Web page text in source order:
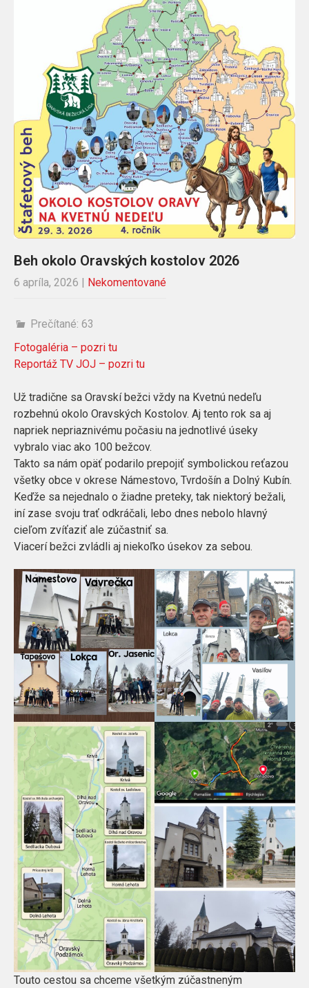
Beh okolo Oravských kostolov 2026
6 apríla, 2026 | Nekomentované
Prečítané: 63
Fotogaléria – pozri tu
Reportáž TV JOJ – pozri tu
Už tradične sa Oravskí bežci vždy na Kvetnú nedeľu
rozbehnú okolo Oravských Kostolov. Aj tento rok sa aj
napriek nepriaznivému počasiu na jednotlivé úseky
vybralo viac ako 100 bežcov.
Takto sa nám opäť podarilo prepojiť symbolickou reťazou
všetky obce v okrese Námestovo, Tvrdošín a Dolný Kubín.
Keďže sa nejednalo o žiadne preteky, tak niektorý bežali,
iní zase svoju trať odkráčali, lebo dnes nebolo hlavný
cieľom zvíťaziť ale zúčastniť sa.
Viacerí bežci zvládli aj niekoľko úsekov za sebou.
Touto cestou sa chceme všetkým zúčastneným